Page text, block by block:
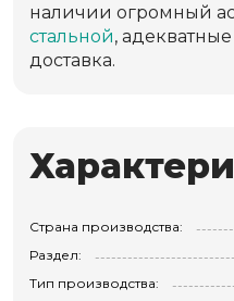
наличии огромный
стальной,
доставка.
Страна производства:
Раздел:
Тип производства: